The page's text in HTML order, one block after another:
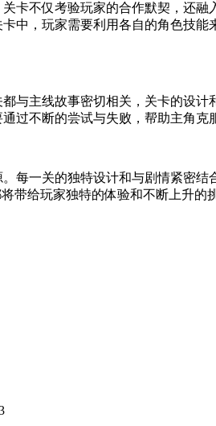
卡不仅考验玩家的合作默契，还
中，玩家需要利用各自的角色技
与主线故事密切相关，关卡的设
不断的尝试与失败，帮助主角克
每一关的独特设计和与剧情紧密
带给玩家独特的体验和不断上升